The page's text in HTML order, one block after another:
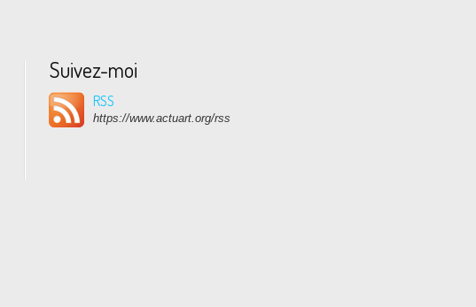
Suivez-moi
RSS
https://www.actuart.org/rss